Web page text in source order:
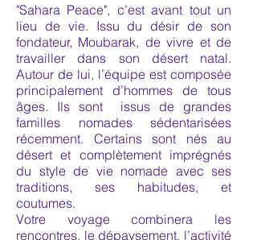
"Sahara Peace", c’est avant tout un
lieu de vie. Issu du désir de son
fondateur, Moubarak, de vivre et de
travailler dans son désert natal.
Autour de lui, l’équipe est composée
principalement d’hommes de tous
âges. Ils sont issus de grandes
familles nomades sédentarisées
récemment. Certains sont nés au
désert et complètement imprégnés
du style de vie nomade avec ses
traditions, ses habitudes, et
coutumes.
Votre voyage combinera les
rencontres, le dépaysement, l’activité